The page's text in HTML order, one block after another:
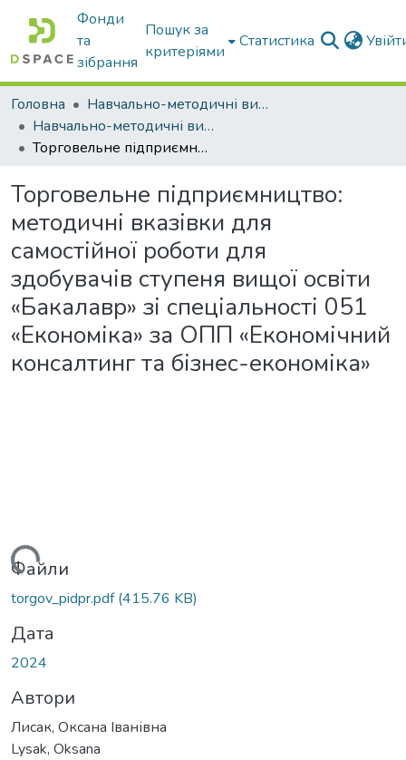
Фонди
та
зібрання
Пошук за
критеріями
Статистика
Головна
Навчально-методичні видання
Навчально-методичні видання
Торговельне підприємництво: методичні вказівки для самостійної роботи для здобувачів ступеня вищої освіти «Бакалавр» зі спеціальності 051 «Економіка» за ОПП «Економічний консалтинг та бізнес-економіка»
Торговельне підприємництво:
методичні вказівки для
самостійної роботи для
здобувачів ступеня вищої освіти
«Бакалавр» зі спеціальності 051
«Економіка» за ОПП «Економічний
консалтинг та бізнес-економіка»
Файли
torgov_pidpr.pdf(415.76 KB)
Дата
2024
Автори
Лисак, Оксана Іванівна
Lysak, Oksana